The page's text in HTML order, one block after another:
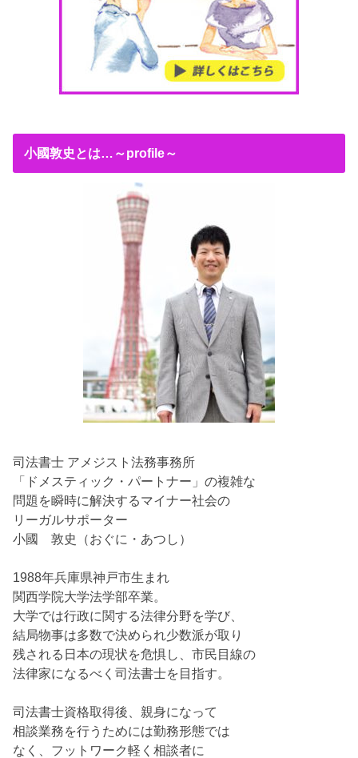
小國敦史とは…～profile～
司法書士 アメジスト法務事務所
「ドメスティック・パートナー」の複雑な
問題を瞬時に解決するマイナー社会の
リーガルサポーター
小國 敦史（おぐに・あつし）
1988年兵庫県神戸市生まれ
関西学院大学法学部卒業。
大学では行政に関する法律分野を学び、
結局物事は多数で決められ少数派が取り
残される日本の現状を危惧し、市民目線の
法律家になるべく司法書士を目指す。
司法書士資格取得後、親身になって
相談業務を行うためには勤務形態では
なく、フットワーク軽く相談者に